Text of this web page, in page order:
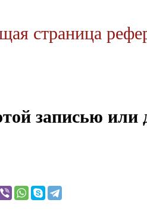
страница
записью или